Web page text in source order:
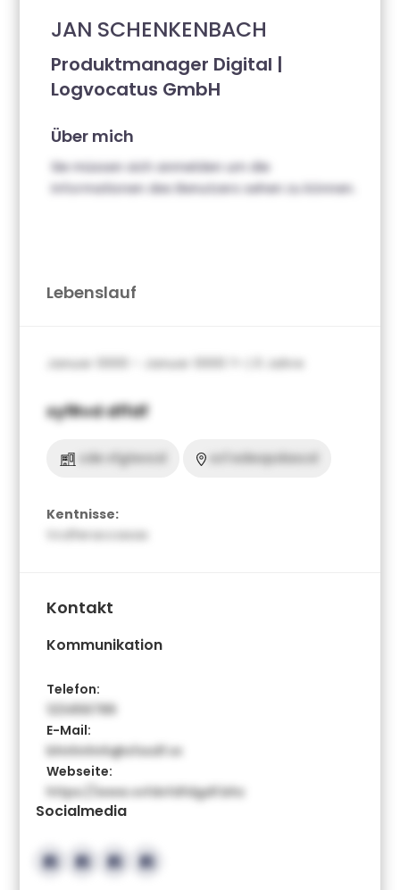
JAN SCHENKENBACH
Produktmanager Digital |
Logvocatus GmbH
Über mich
Sie müssen sich anmelden um die
Informationen des Benutzers sehen zu können.
Lebenslauf
Januar 0000 – Januar 0000 ?> | 0 Jahre
xyfRvd dffdf
cde vfgtevcd vcf edwqsdascd
Kentnisse:
Vcdferaccasas
Kontakt
Kommunikation
Telefon:
123456789
E-Mail:
bhnhnhnh@sfssdf.vx
Webseite:
https://www.vvfdvfdfdgdf.bhz
Socialmedia